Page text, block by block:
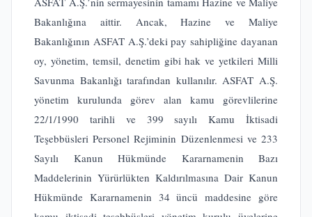
Bakanlığına aittir. Ancak, Hazine ve Maliye
Bakanlığının ASFAT A.Ş.’deki pay sahipliğine dayanan
oy, yönetim, temsil, denetim gibi hak ve yetkileri Milli
Savunma Bakanlığı tarafından kullanılır. ASFAT A.Ş.
yönetim kurulunda görev alan kamu görevlilerine
22/1/1990 tarihli ve 399 sayılı Kamu İktisadi
Teşebbüsleri Personel Rejiminin Düzenlenmesi ve 233
Sayılı Kanun Hükmünde Kararnamenin Bazı
Maddelerinin Yürürlükten Kaldırılmasına Dair Kanun
Hükmünde Kararnamenin 34 üncü maddesine göre